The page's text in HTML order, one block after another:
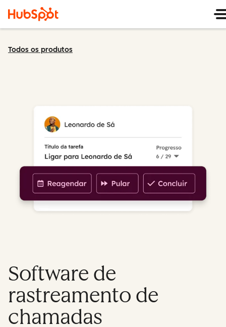
Todos os produtos
Software de
rastreamento de
chamadas